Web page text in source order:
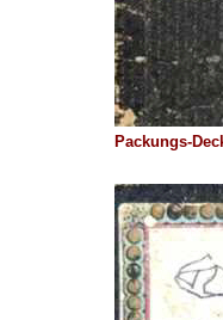
Packungs-